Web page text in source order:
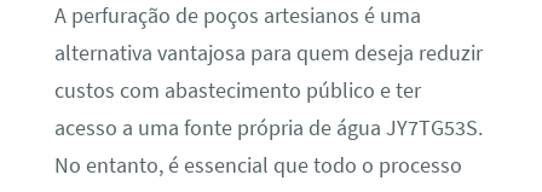
A perfuração de poços artesianos é uma
alternativa vantajosa para quem deseja reduzir
custos com abastecimento público e ter
acesso a uma fonte própria de água JY7TG53S.
No entanto, é essencial que todo o processo